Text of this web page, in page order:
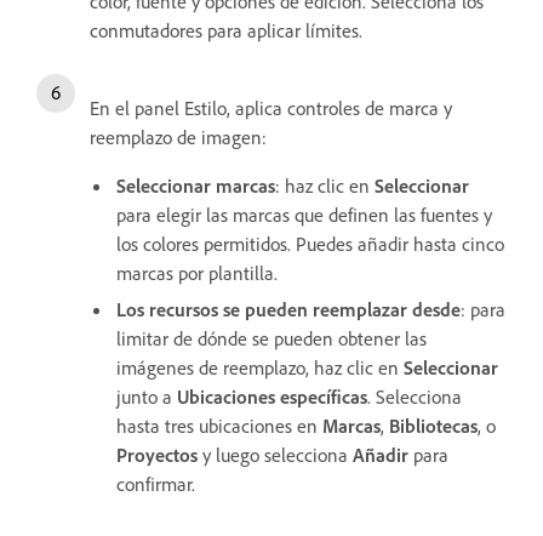
conmutadores para aplicar límites.
En el panel Estilo, aplica controles de marca y
reemplazo de imagen:
Seleccionar marcas: haz clic en Seleccionar
para elegir las marcas que definen las fuentes y
los colores permitidos. Puedes añadir hasta cinco
marcas por plantilla.
Los recursos se pueden reemplazar desde: para
limitar de dónde se pueden obtener las
imágenes de reemplazo, haz clic en Seleccionar
junto a Ubicaciones específicas. Selecciona
hasta tres ubicaciones en Marcas, Bibliotecas, o
Proyectos y luego selecciona Añadir para
confirmar.